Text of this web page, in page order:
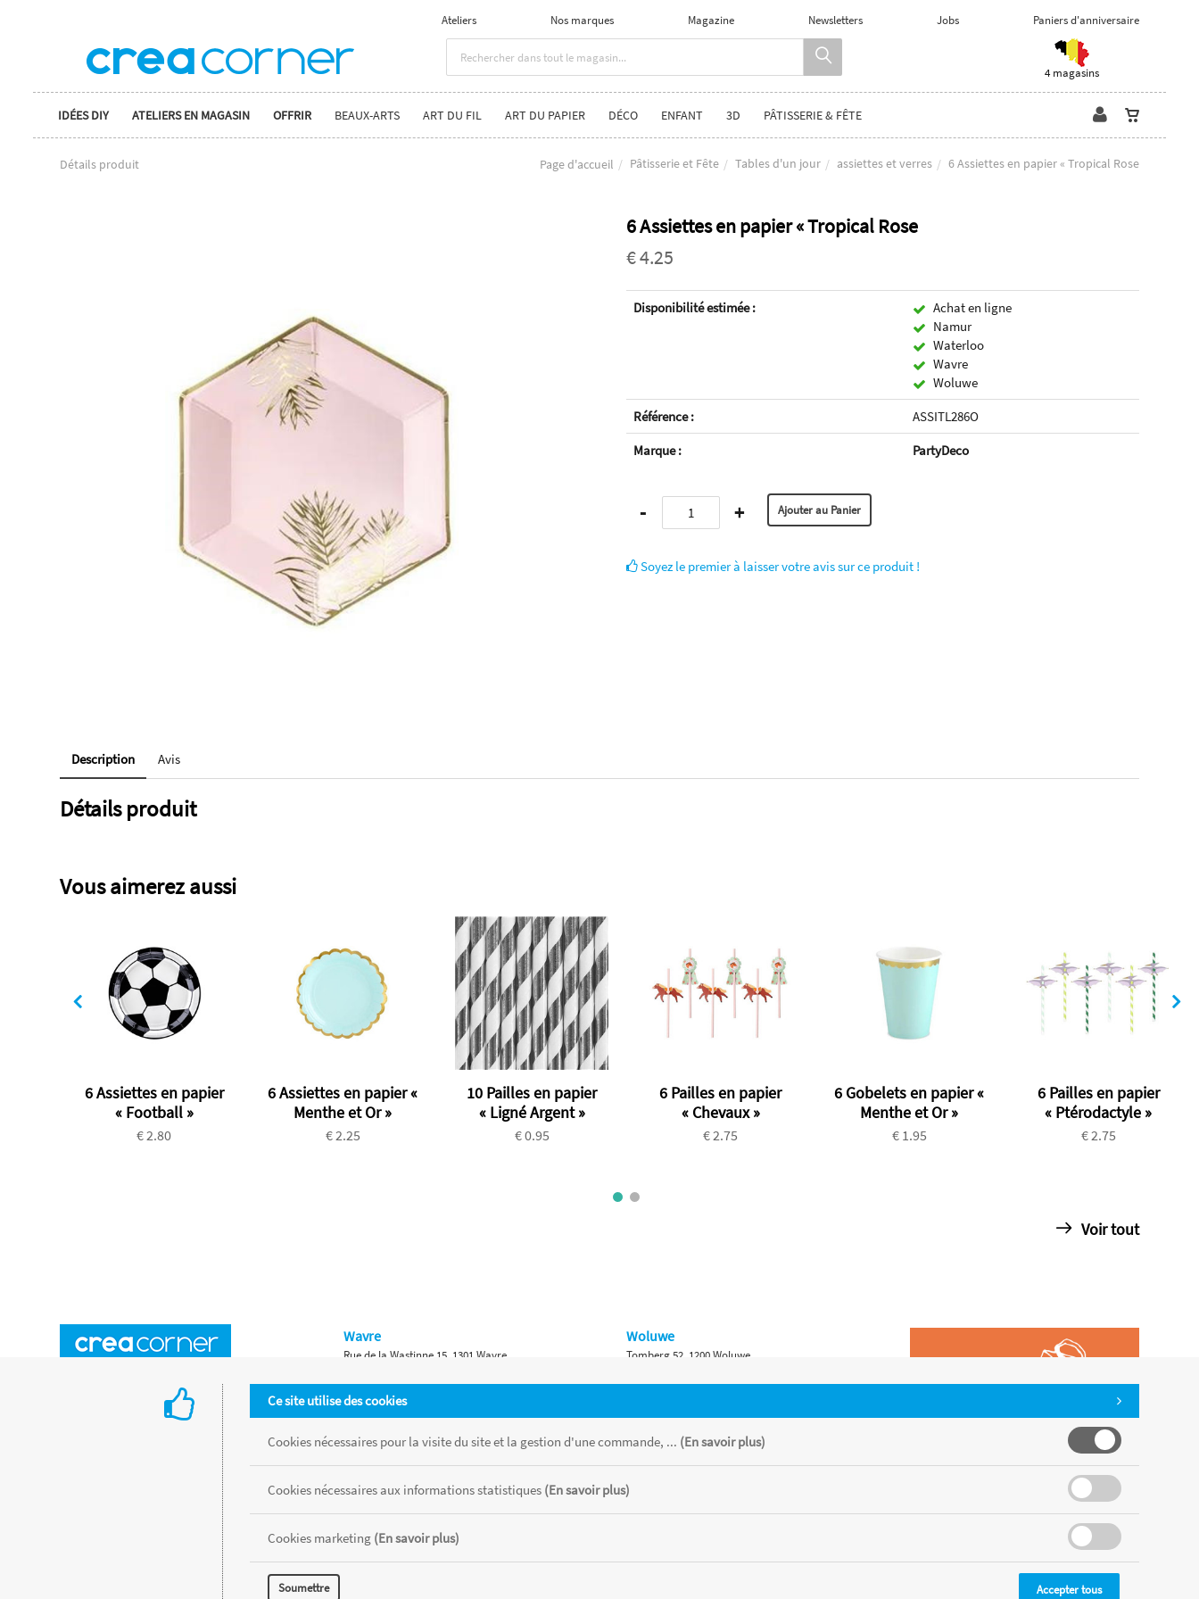
Ateliers Nos marques Magazine Newsletters Jobs Paniers d'anniversaire
4 magasins
IDÉES DIY ATELIERS EN MAGASIN OFFRIR BEAUX-ARTS ART DU FIL ART DU PAPIER DÉCO ENFANT 3D PÂTISSERIE & FÊTE
Détails produit Page d'accueil Pâtisserie et Fête Tables d'un jour assiettes et verres 6 Assiettes en papier « Tropical Rose
6 Assiettes en papier « Tropical Rose
€ 4.25
Disponibilité estimée :
Achat en ligne
Namur
Waterloo
Wavre
Woluwe
Référence :
ASSITL286O
Marque :
PartyDeco
- +
Soyez le premier à laisser votre avis sur ce produit !
Description Avis
Détails produit
Vous aimerez aussi
6 Assiettes en papier
« Football »
€ 2.80
6 Assiettes en papier «
Menthe et Or »
€ 2.25
10 Pailles en papier
« Ligné Argent »
€ 0.95
6 Pailles en papier
« Chevaux »
€ 2.75
6 Gobelets en papier «
Menthe et Or »
€ 1.95
6 Pailles en papier
« Ptérodactyle »
€ 2.75
Voir tout
Ce site utilise des cookies
Cookies nécessaires pour la visite du site et la gestion d'une commande, ... (En savoir plus)
Cookies nécessaires aux informations statistiques (En savoir plus)
Cookies marketing (En savoir plus)
Soumettre Accepter tous
Wavre
Rue de la Wastinne 15, 1301 Wavre
Waterloo
Chaussée de Bruxelles 315, 1410 Waterloo
Woluwe
Tomberg 52, 1200 Woluwe
Namur
Tous les produits sont vendus dans la limite des stocks disponibles de chaque magasin, toutes taxes comprises.